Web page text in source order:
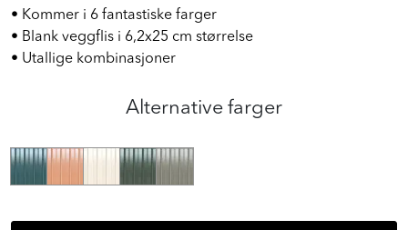
• Kommer i 6 fantastiske farger
• Blank veggflis i 6,2x25 cm størrelse
• Utallige kombinasjoner
Alternative farger